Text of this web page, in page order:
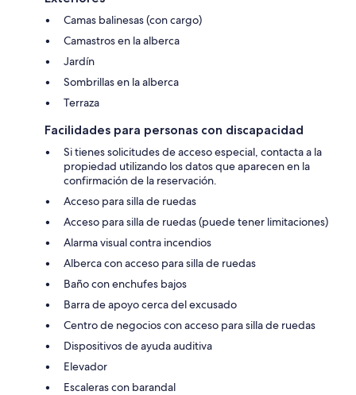
Camas balinesas (con cargo)
Camastros en la alberca
Jardín
Sombrillas en la alberca
Terraza
Facilidades para personas con discapacidad
Si tienes solicitudes de acceso especial, contacta a la
propiedad utilizando los datos que aparecen en la
confirmación de la reservación.
Acceso para silla de ruedas
Acceso para silla de ruedas (puede tener limitaciones)
Alarma visual contra incendios
Alberca con acceso para silla de ruedas
Baño con enchufes bajos
Barra de apoyo cerca del excusado
Centro de negocios con acceso para silla de ruedas
Dispositivos de ayuda auditiva
Elevador
Escaleras con barandal